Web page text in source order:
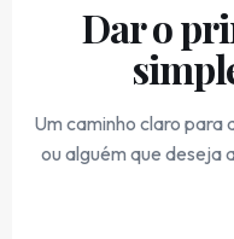
Dar o
Um caminho claro para
ou alguém que deseja